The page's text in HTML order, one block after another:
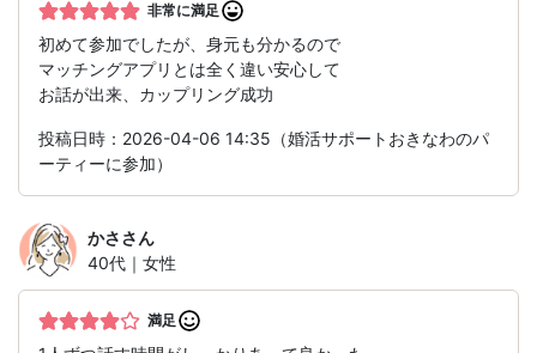
非常に満足
初めて参加でしたが、身元も分かるので
マッチングアプリとは全く違い安心して
お話が出来、カップリング成功
投稿日時：2026-04-06 14:35（婚活サポートおきなわのパ
ーティーに参加）
かささん
40代｜女性
満足